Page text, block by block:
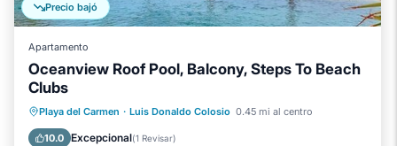
Precio bajó
Apartamento
Oceanview Roof Pool, Balcony, Steps To Beach
Clubs
Playa del Carmen · Luis Donaldo Colosio 0.45 mi al centro
10.0 Excepcional(1 Revisar)
Aparcamiento Piscina
Vista al mar
Balcón/Terraza